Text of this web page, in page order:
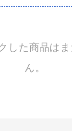
した商品は
ん。